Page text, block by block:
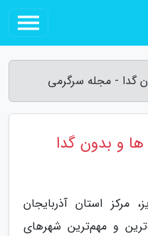
گدا - مجله سرگرمی
ها و بدون گدا
مرکز استان آذربایجان
و مهم‌ترین شهرهای